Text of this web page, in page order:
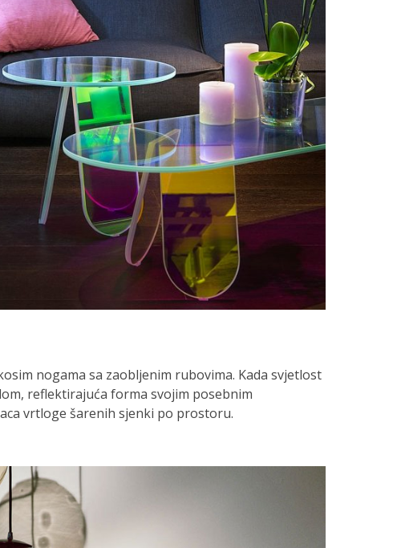
nogama sa zaobljenim rubovima. Kada svjetlost
reflektirajuća forma svojim posebnim
vrtloge šarenih sjenki po prostoru.